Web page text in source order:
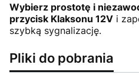
Wybierz prostotę i
przycisk Klaksonu 12V i
szybką sygnalizację.
Pliki do pobrania